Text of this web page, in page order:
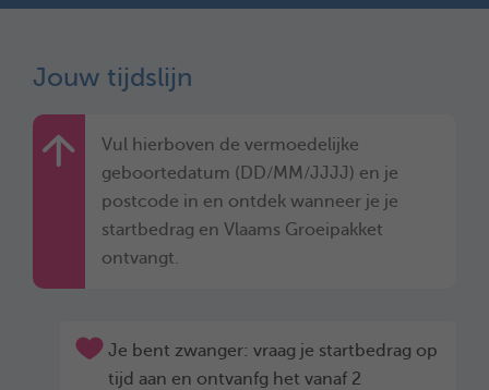
Jouw tijdslijn
Vul hierboven de vermoedelijke
geboortedatum (DD/MM/JJJJ) en je
postcode in en ontdek wanneer je je
startbedrag en Vlaams Groeipakket
ontvangt.
Je bent zwanger: vraag je startbedrag op
tijd aan en ontvanfg het vanaf 2